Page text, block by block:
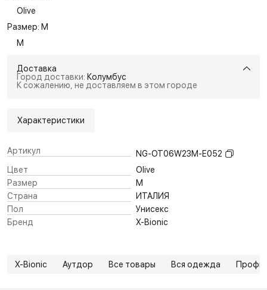
Olive
Размер: M
M
Доставка
Город доставки: Колумбус
К сожалению, не доставляем в этом городе
Характеристики
Артикул
NG-OT06W23M-E052
Цвет
Olive
Размер
M
Страна
ИТАЛИЯ
Пол
Унисекс
Бренд
X-Bionic
X-Bionic Аутдор Все товары Вся одежда Профи